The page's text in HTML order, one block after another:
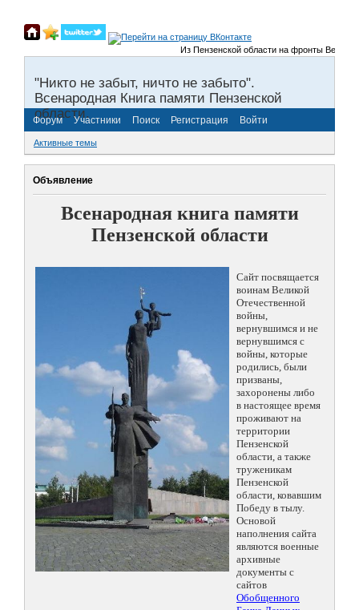
Из Пензенской области на фронты
"Никто не забыт, ничто не забыто".
Всенародная Книга памяти Пензенской
области.
Форум Участники Поиск Регистрация Войти
Активные темы
Объявление
Всенародная книга памяти
Пензенской области
Сайт посвящается
воинам Великой
Отечественной
войны,
вернувшимся и не
вернувшимся с
войны, которые
родились, были
призваны,
захоронены либо
в настоящее время
проживают на
территории
Пензенской
области, а также
труженикам
Пензенской
области, ковавшим
Победу в тылу.
Основой
наполнения сайта
являются военные
архивные
документы с
сайтов
Обобщенного